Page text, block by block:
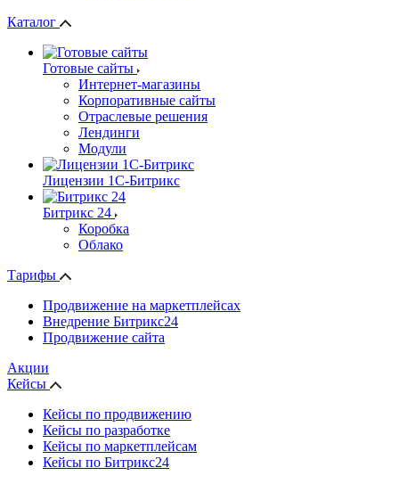
Каталог
Готовые сайты
Интернет-магазины
Корпоративные сайты
Отраслевые решения
Лендинги
Модули
Лицензии 1С-Битрикс
Битрикс 24
Коробка
Облако
Тарифы
Продвижение на маркетплейсах
Внедрение Битрикс24
Продвижение сайта
Акции
Кейсы
Кейсы по продвижению
Кейсы по разработке
Кейсы по маркетплейсам
Кейсы по Битрикс24